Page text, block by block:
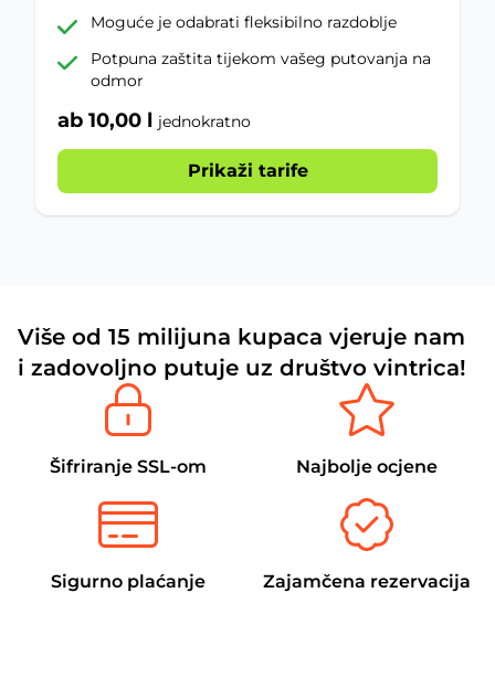
Moguće je odabrati fleksibilno razdoblje
Potpuna zaštita tijekom vašeg putovanja na
odmor
ab 10,00 l jednokratno
Prikaži tarife
Više od 15 milijuna kupaca vjeruje nam
i zadovoljno putuje uz društvo vintrica!
Šifriranje SSL-om Najbolje ocjene
Sigurno plaćanje Zajamčena rezervacija